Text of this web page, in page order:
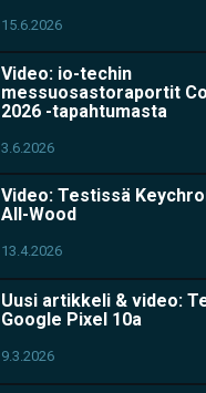
15.6.2026
Video: io-techin
messuosastoraportit
2026 -tapahtumasta
3.6.2026
Video: Testissä
All-Wood
13.4.2026
Uusi artikkeli & video:
Google Pixel 10a
9.3.2026